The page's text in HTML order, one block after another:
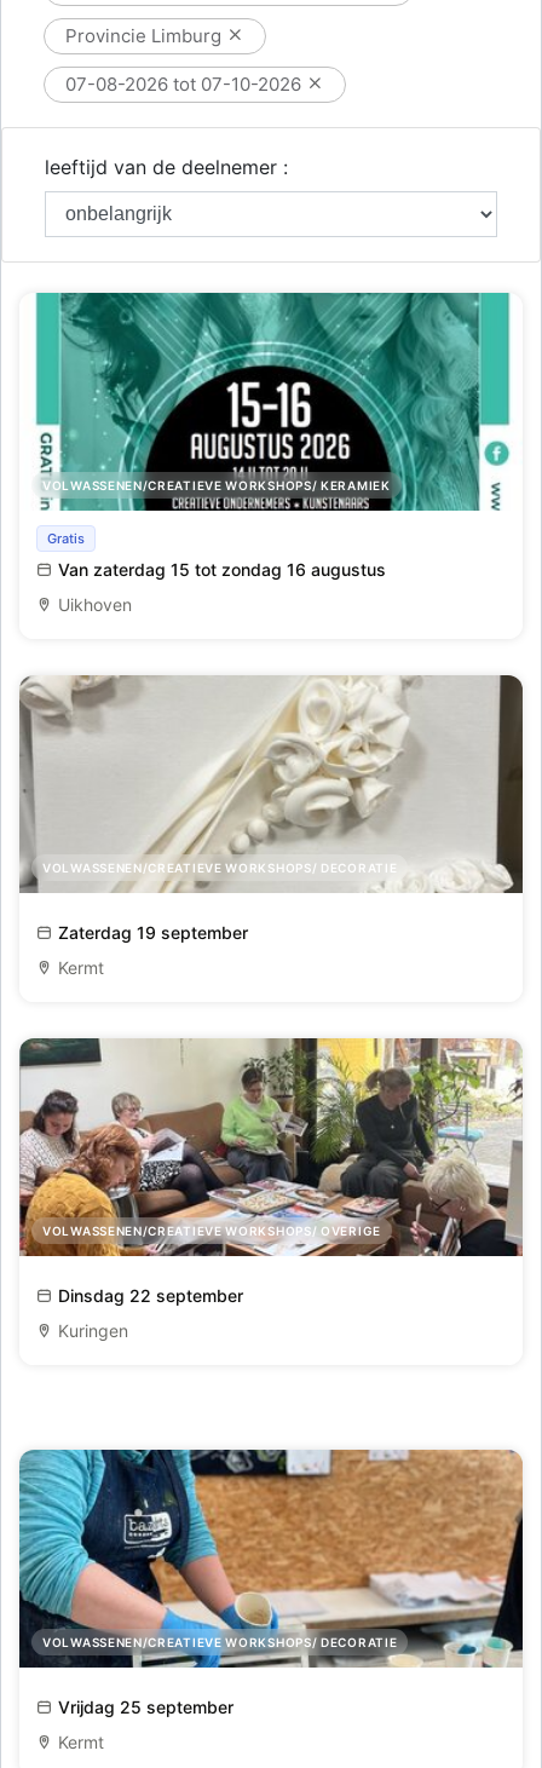
Provincie Limburg
07-08-2026 tot 07-10-2026
leeftijd van de deelnemer :
VOLWASSENEN/CREATIEVE WORKSHOPS/ KERAMIEK
Puur Uniek
Gratis
Van zaterdag 15 tot zondag 16 augustus
Uikhoven
VOLWASSENEN/CREATIEVE WORKSHOPS/ DECORATIE
Meditatieve Wandkunst in Klei
Zaterdag 19 september
Kermt
VOLWASSENEN/CREATIEVE WORKSHOPS/ OVERIGE
Workshop Collage-mindfulness
Dinsdag 22 september
Kuringen
VOLWASSENEN/CREATIEVE WORKSHOPS/ DECORATIE
Epoxy/resin art: zeezicht (september)
Vrijdag 25 september
Kermt